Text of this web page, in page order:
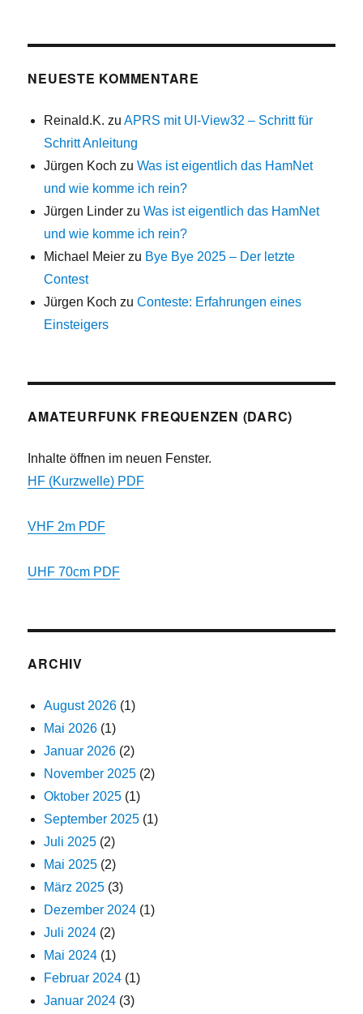
NEUESTE KOMMENTARE
Reinald.K. zuAPRS mit UI-View32 – Schritt für
Schritt Anleitung
Jürgen Koch zuWas ist eigentlich das HamNet
und wie komme ich rein?
Jürgen Linder zuWas ist eigentlich das HamNet
und wie komme ich rein?
Michael Meier zu Bye Bye 2025 – Der letzte
Contest
Jürgen Koch zuConteste: Erfahrungen eines
Einsteigers
AMATEURFUNK FREQUENZEN (DARC)
Inhalte öffnen im neuen Fenster.
HF (Kurzwelle) PDF
VHF 2m PDF
UHF 70cm PDF
ARCHIV
August 2026 (1)
Mai 2026 (1)
Januar 2026 (2)
November 2025 (2)
Oktober 2025 (1)
September 2025 (1)
Juli 2025 (2)
Mai 2025 (2)
März 2025 (3)
Dezember 2024 (1)
Juli 2024 (2)
Mai 2024 (1)
Februar 2024 (1)
Januar 2024 (3)